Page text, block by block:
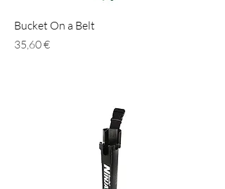
Bucket On a Belt
Prezzo
35,60 €